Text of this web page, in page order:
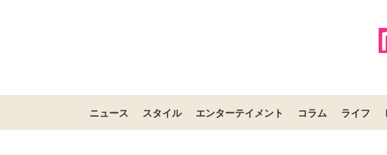
ニュース スタイル エンターテイメント コラム ライフ